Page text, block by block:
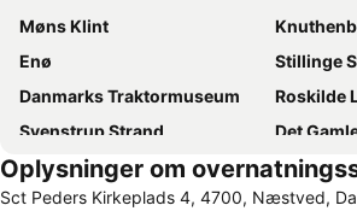
Møns Klint
Enø
Stillinge
Danmarks Traktormuseum
Roskilde
Svenstrup Strand
Det
Gavnø
Oplysninger om
Sct Peders Kirkeplads 4, 4700, Næstved,